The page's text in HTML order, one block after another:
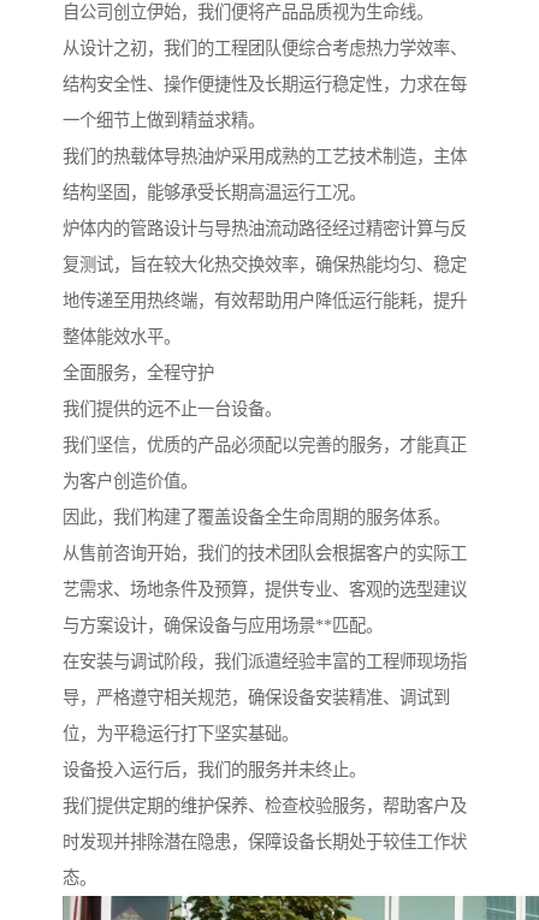
自公司创立伊始，我们便将产品品质视为生命线。
从设计之初，我们的工程团队便综合考虑热力学效率、
结构安全性、操作便捷性及长期运行稳定性，力求在每
一个细节上做到精益求精。
我们的热载体导热油炉采用成熟的工艺技术制造，主体
结构坚固，能够承受长期高温运行工况。
炉体内的管路设计与导热油流动路径经过精密计算与反
复测试，旨在较大化热交换效率，确保热能均匀、稳定
地传递至用热终端，有效帮助用户降低运行能耗，提升
整体能效水平。
全面服务，全程守护
我们提供的远不止一台设备。
我们坚信，优质的产品必须配以完善的服务，才能真正
为客户创造价值。
因此，我们构建了覆盖设备全生命周期的服务体系。
从售前咨询开始，我们的技术团队会根据客户的实际工
艺需求、场地条件及预算，提供专业、客观的选型建议
与方案设计，确保设备与应用场景**匹配。
在安装与调试阶段，我们派遣经验丰富的工程师现场指
导，严格遵守相关规范，确保设备安装精准、调试到
位，为平稳运行打下坚实基础。
设备投入运行后，我们的服务并未终止。
我们提供定期的维护保养、检查校验服务，帮助客户及
时发现并排除潜在隐患，保障设备长期处于较佳工作状
态。